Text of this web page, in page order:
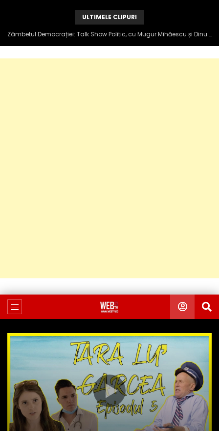
ULTIMELE CLIPURI
Zâmbetul Democrației: Talk Show Politic, cu Mugur Mihăescu și Dinu Popescu